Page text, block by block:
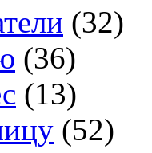
(32)
(36)
(13)
(52)